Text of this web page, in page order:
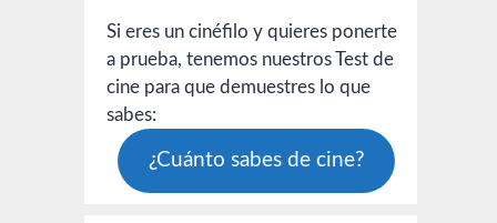
Si eres un cinéfilo y quieres ponerte
a prueba, tenemos nuestros Test de
cine para que demuestres lo que
sabes:
¿Cuánto sabes de cine?